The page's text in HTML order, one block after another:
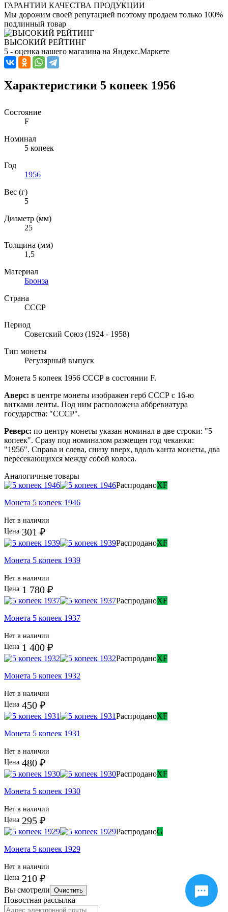
ГАРАНТИИ КАЧЕСТВА ПРОДУКЦИИ
Мы дорожим своей репутацией поэтому продаем только 100%
подлинный товар
ВЫСОКИЙ РЕЙТИНГ
5 - оценка нашего магазина на Яндекс.Маркете
Характеристики 5 копеек 1956
Состояние
F
Номинал
5 копеек
Год
1956
Вес (г)
5
Диаметр (мм)
25
Толщина (мм)
1,5
Материал
Бронза
Страна
СССР
Период
Советский Союз (1924 - 1958)
Тип монеты
Регулярный выпуск
Монета 5 копеек 1956 СССР в состоянии F.
Аверс: в центре монеты изображен герб СССР с 16-ю
витками ленты. Под ним расположена аббревиатура
государства: "СССР".
Реверс: по центру монеты указан номинал в две строки: "5
копеек". Сразу под номиналом размещен год чеканки:
"1956". Справа и слева, снизу вверх, вдоль канта монеты, два
пересекающихся между собой колоса.
Аналогичные товары
РаспроданоXF
Монета 5 копеек 1946
Нет в наличии
Цена 301 ₽
РаспроданоXF
Монета 5 копеек 1939
Нет в наличии
Цена 1 780 ₽
РаспроданоXF
Монета 5 копеек 1937
Нет в наличии
Цена 1 400 ₽
РаспроданоXF
Монета 5 копеек 1932
Нет в наличии
Цена 450 ₽
РаспроданоXF
Монета 5 копеек 1931
Нет в наличии
Цена 480 ₽
РаспроданоXF
Монета 5 копеек 1930
Нет в наличии
Цена 295 ₽
РаспроданоG
Монета 5 копеек 1929
Нет в наличии
Цена 210 ₽
Вы смотрели Очистить
Новостная рассылка